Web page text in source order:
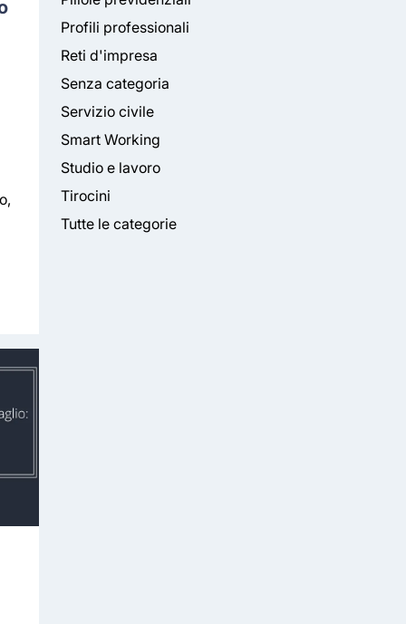
Profili professionali
Reti d'impresa
Senza categoria
Servizio civile
Smart Working
Studio e lavoro
Tirocini
Tutte le categorie